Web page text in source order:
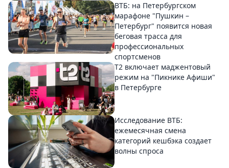
ВТБ: на Петербургском
марафоне "Пушкин –
Петербург" появится новая
беговая трасса для
профессиональных
спортсменов
Т2 включает маджентовый
режим на "Пикнике Афиши"
в Петербурге
Исследование ВТБ:
ежемесячная смена
категорий кешбэка создает
волны спроса